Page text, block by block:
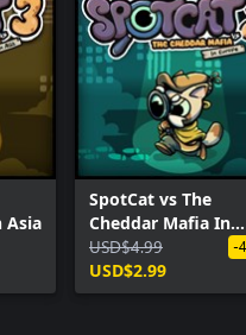
Asia
SpotCat vs The
Cheddar Mafia In
Europe
USD$4.99
USD$2.99
-